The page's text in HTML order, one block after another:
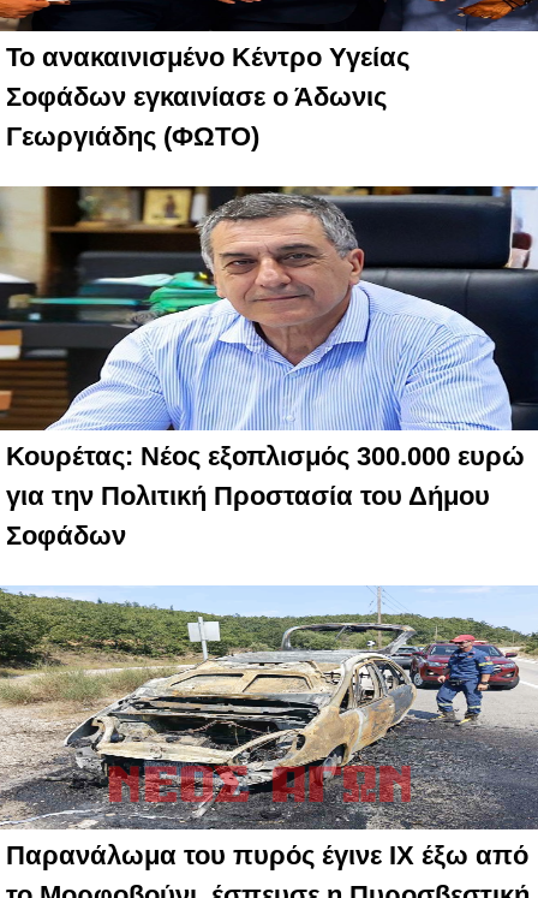
Το ανακαινισμένο Κέντρο Υγείας
Σοφάδων εγκαινίασε ο Άδωνις
Γεωργιάδης (ΦΩΤΟ)
Κουρέτας: Νέος εξοπλισμός 300.000 ευρώ
για την Πολιτική Προστασία του Δήμου
Σοφάδων
Παρανάλωμα του πυρός έγινε ΙΧ έξω από